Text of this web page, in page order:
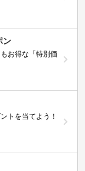
ン
お得な「特別価
トを当てよう！